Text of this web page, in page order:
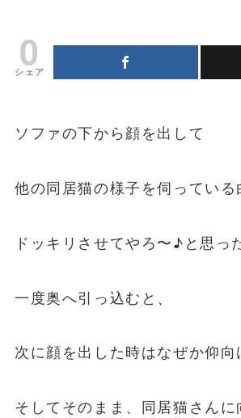
0
シェア
ソファの下から顔を出して
他の同居猫の様子を伺っている
ドッキリさせてやろ〜♪と思っ
一度奥へ引っ込むと、
次に顔を出した時はなぜか仰向
そしてそのまま、同居猫さん